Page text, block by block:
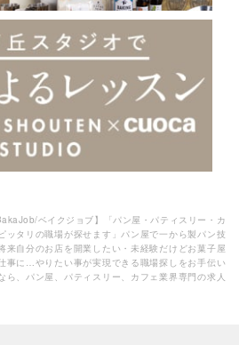
ベイクジョブ】「パン屋・パティスリー・カ
ッタリの職場が探せます」パン屋で一から製パン技
来自分のお店を開業したい・未経験だけどお菓子屋
事に…やりたい事が実現できる職場探しをお手伝い
ら、パン屋、パティスリー、カフェ業界専門の求人